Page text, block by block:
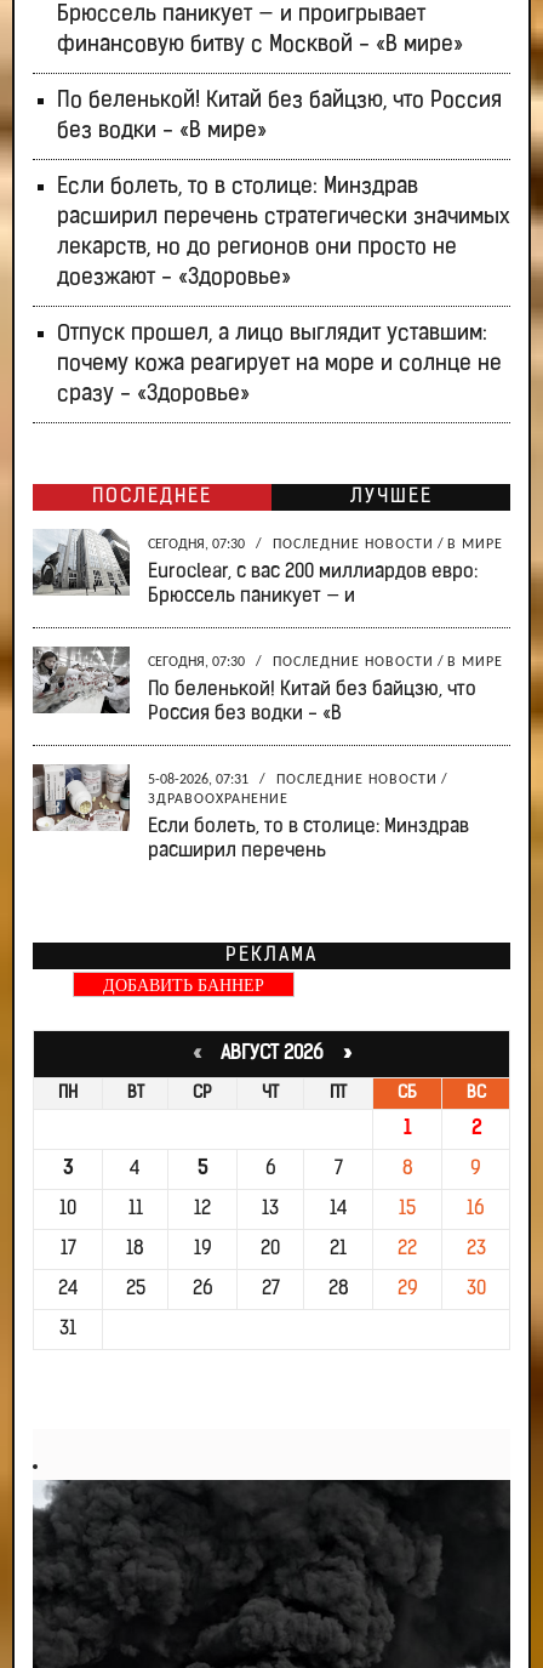
Брюссель паникует — и проигрывает
финансовую битву с Москвой - «В мире»
По беленькой! Китай без байцзю, что Россия
без водки - «В мире»
Если болеть, то в столице: Минздрав
расширил перечень стратегически значимых
лекарств, но до регионов они просто не
доезжают - «Здоровье»
Отпуск прошел, а лицо выглядит уставшим:
почему кожа реагирует на море и солнце не
сразу - «Здоровье»
ПОСЛЕДНЕЕ ЛУЧШЕЕ
СЕГОДНЯ, 07:30 / ПОСЛЕДНИЕ НОВОСТИ / В МИРЕ
Euroclear, с вас 200 миллиардов евро:
Брюссель паникует — и
СЕГОДНЯ, 07:30 / ПОСЛЕДНИЕ НОВОСТИ / В МИРЕ
По беленькой! Китай без байцзю, что
Россия без водки - «В
5-08-2026, 07:31 / ПОСЛЕДНИЕ НОВОСТИ /
ЗДРАВООХРАНЕНИЕ
Если болеть, то в столице: Минздрав
расширил перечень
РЕКЛАМА
ДОБАВИТЬ БАННЕР
«АВГУСТ 2026 »
ПН ВТ СР ЧТ ПТ СБ ВС
1 2
3 4 5 6 7 8 9
10 11 12 13 14 15 16
17 18 19 20 21 22 23
24 25 26 27 28 29 30
31